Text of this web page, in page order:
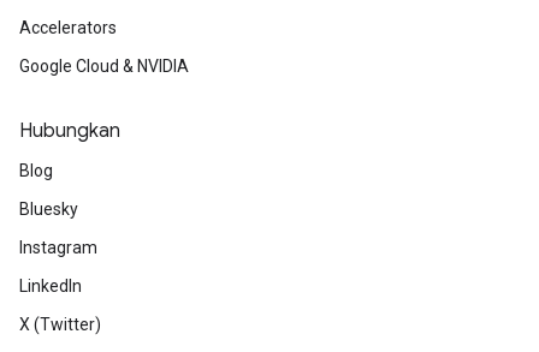
Accelerators
Google Cloud & NVIDIA
Hubungkan
Blog
Bluesky
Instagram
LinkedIn
X (Twitter)